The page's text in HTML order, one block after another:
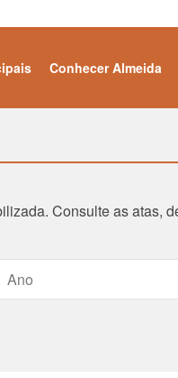
Conhecer Almeida
Consulte as atas,